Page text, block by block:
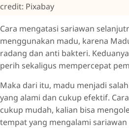
credit: Pixabay
Cara mengatasi sariawan
menggunakan madu, karena
radang dan anti bakteri.
perih sekaligus mempercepat
Maka dari itu, madu menjadi
yang alami dan cukup efektif.
cukup mudah, kalian bisa
tempat yang mengalami